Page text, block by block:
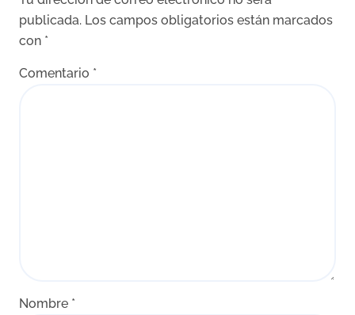
publicada. Los campos obligatorios están marcados
con *
Comentario *
Nombre *